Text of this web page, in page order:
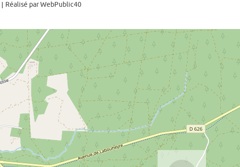
| Réalisé par WebPublic40